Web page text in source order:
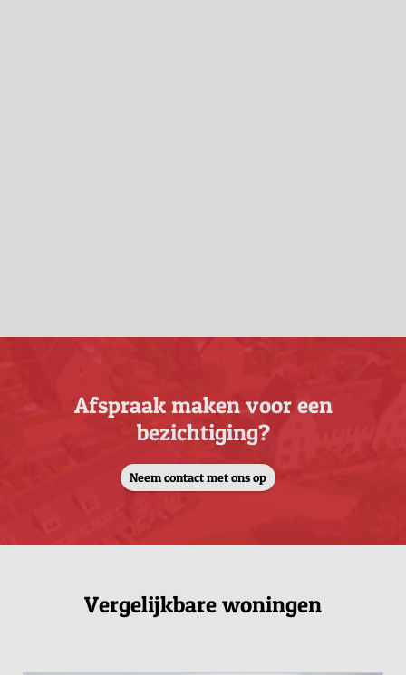
Afspraak maken voor een
bezichtiging?
Neem contact met ons op
Vergelijkbare woningen